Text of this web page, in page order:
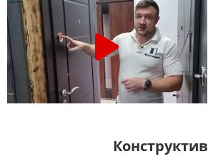
Конструктив